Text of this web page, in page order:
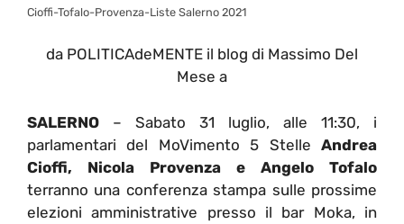
Cioffi-Tofalo-Provenza-Liste Salerno 2021
da POLITICAdeMENTE il blog di Massimo Del
Mese a
SALERNO – Sabato 31 luglio, alle 11:30, i
parlamentari del MoVimento 5 Stelle Andrea
Cioffi, Nicola Provenza e Angelo Tofalo
terranno una conferenza stampa sulle prossime
elezioni amministrative presso il bar Moka, in